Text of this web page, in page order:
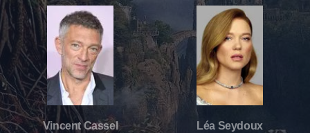
Vincent Cassel Léa Seydoux